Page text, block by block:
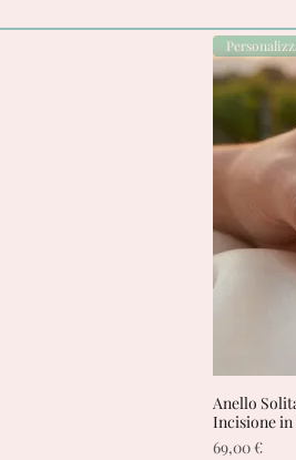
Anello
Incisione in
Prezzo
69,00 €